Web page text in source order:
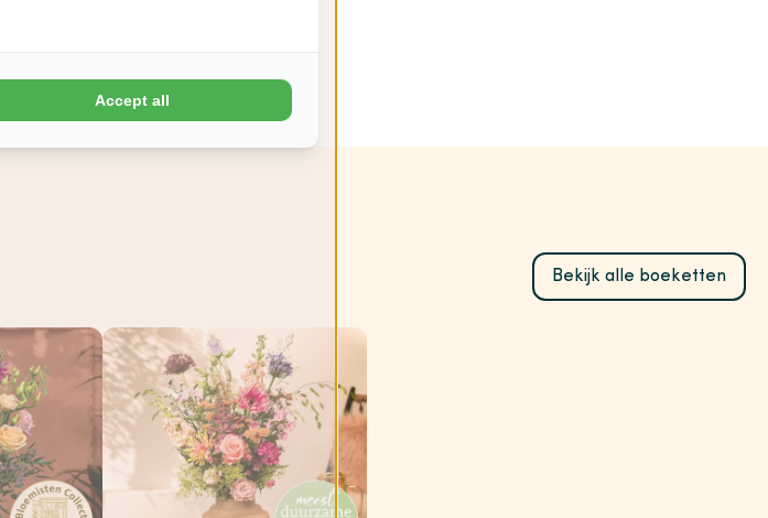
Bekijk alle boeketten
Accept all